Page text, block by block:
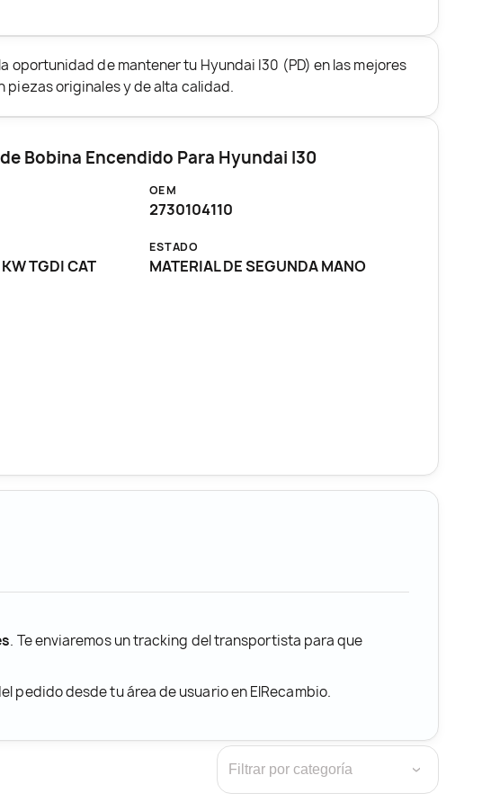
oportunidad de mantener tu Hyundai I30 (PD) en las mejores
piezas originales y de alta calidad.
Bobina Encendido Para Hyundai I30
OEM
2730104110
TGDI CAT
ESTADO
MATERIAL DE SEGUNDA MANO
. Te enviaremos un tracking del transportista para que
pedido desde tu área de usuario en ElRecambio.
›